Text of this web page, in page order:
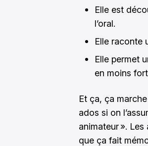
Elle est
l’oral.
Elle raconte
Elle permet
en moins fort
Et ça, ça
ados si on
animateur ».
que ça fait